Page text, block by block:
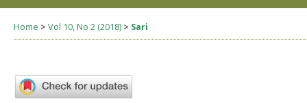
Home > Vol 10, No 2 (2018) > Sari